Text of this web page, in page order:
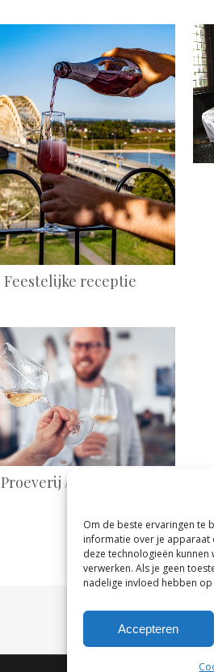
Om de beste ervaringen te
informatie over je apparaat
deze technologieën
verwerken. Als je geen
nadelige invloed hebben
Accepteren
+
Feestelijke receptie
+
Proeverij / Workshop